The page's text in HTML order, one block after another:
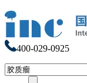
400-029-0925